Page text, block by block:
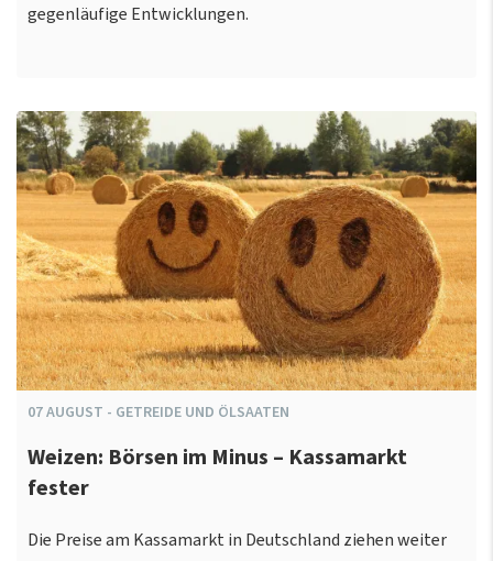
gegenläufige Entwicklungen.
07AUGUST - GETREIDE UND ÖLSAATEN
Weizen: Börsen im Minus – Kassamarkt
fester
Die Preise am Kassamarkt in Deutschland ziehen weiter